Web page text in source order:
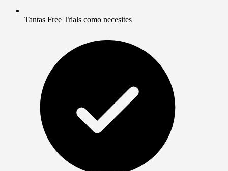
Tantas Free Trials como necesites